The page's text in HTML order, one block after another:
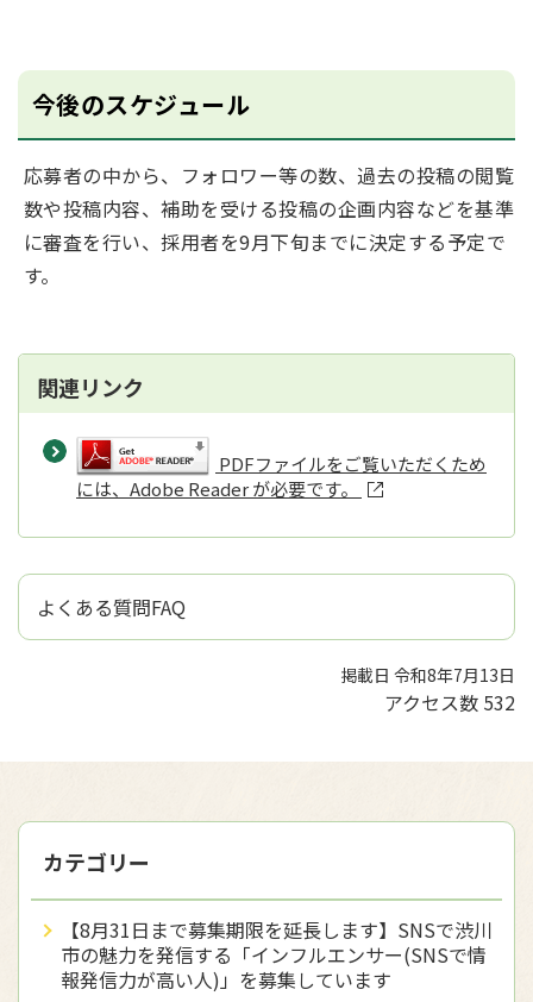
今後のスケジュール
応募者の中から、フォロワー等の数、過去の投稿の閲覧
数や投稿内容、補助を受ける投稿の企画内容などを基準
に審査を行い、採用者を9月下旬までに決定する予定で
す。
関連リンク
PDFファイルをご覧いただくため
には、Adobe Reader が必要です。
よくある質問FAQ
掲載日 令和8年7月13日
アクセス数 532
カテゴリー
【8月31日まで募集期限を延長します】SNSで渋川
市の魅力を発信する「インフルエンサー(SNSで情
報発信力が高い人)」を募集しています